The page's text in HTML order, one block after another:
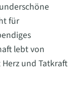
für
lebt von
und Tatkraft